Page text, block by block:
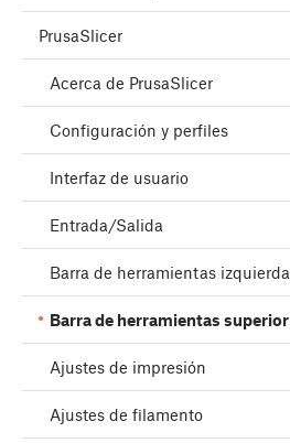
PrusaSlicer
Acerca de PrusaSlicer
Configuración y perfiles
Interfaz de usuario
Entrada/Salida
Barra de herramientas izquierda
Barra de herramientas superior
Ajustes de impresión
Ajustes de filamento